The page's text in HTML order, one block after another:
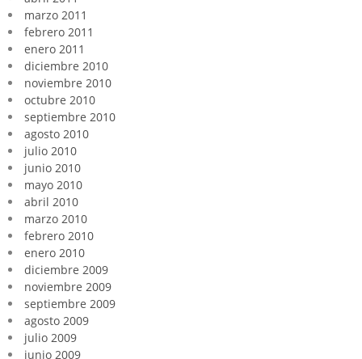
marzo 2011
febrero 2011
enero 2011
diciembre 2010
noviembre 2010
octubre 2010
septiembre 2010
agosto 2010
julio 2010
junio 2010
mayo 2010
abril 2010
marzo 2010
febrero 2010
enero 2010
diciembre 2009
noviembre 2009
septiembre 2009
agosto 2009
julio 2009
junio 2009